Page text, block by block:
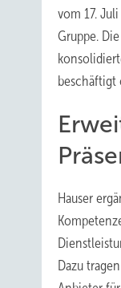
vom 17.
Gruppe.
beschäftigt
Hauser
Dazu